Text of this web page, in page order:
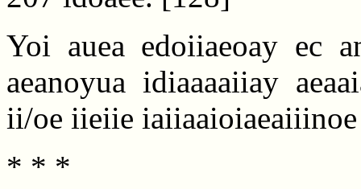
Yoi auea edoiiaeoay ec
aeanoyua idiaaaaiiay
ii/oe iieiie
* * *